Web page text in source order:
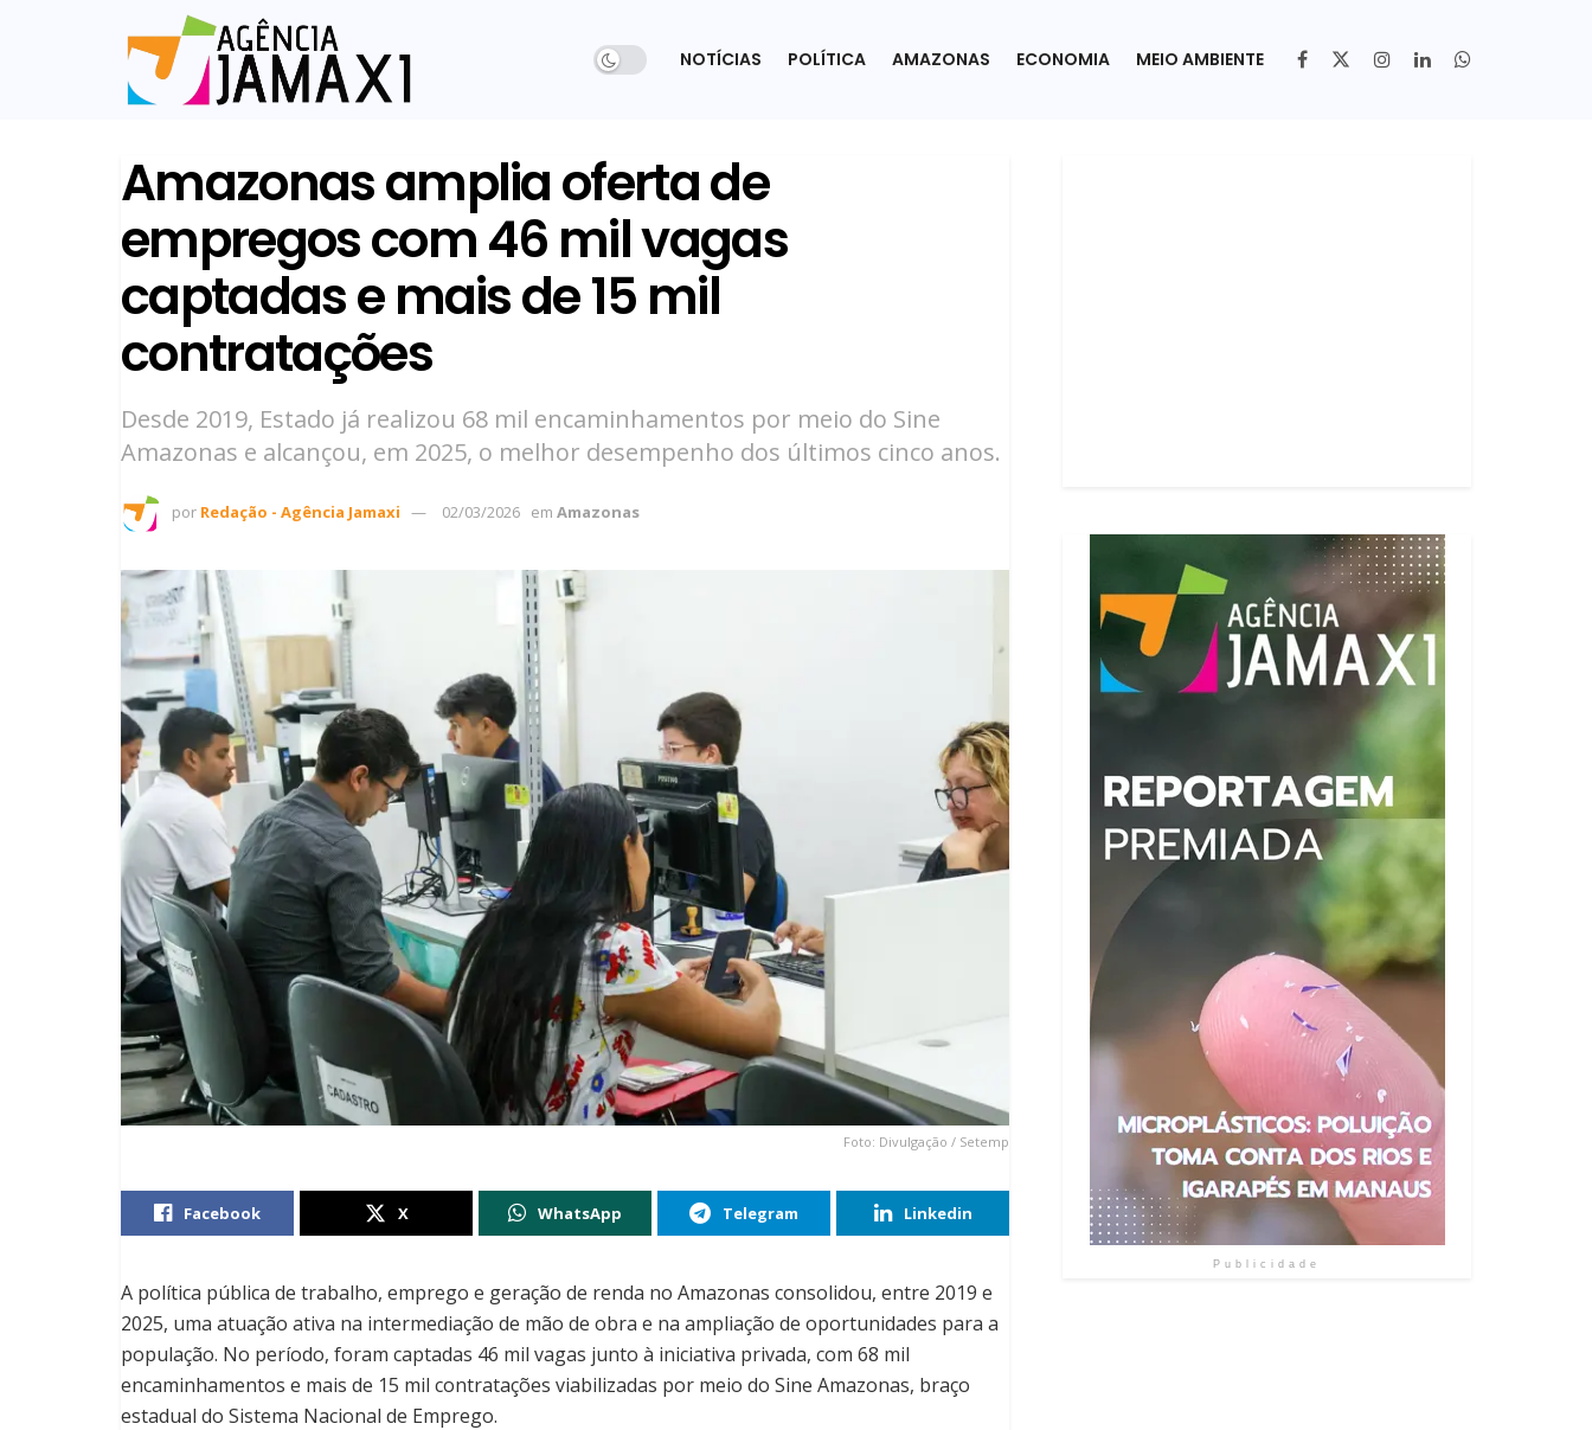
NOTÍCIAS POLÍTICA AMAZONAS ECONOMIA MEIO AMBIENTE
Amazonas amplia oferta de
empregos com 46 mil vagas
captadas e mais de 15 mil
contratações
Desde 2019, Estado já realizou 68 mil encaminhamentos por meio do Sine
Amazonas e alcançou, em 2025, o melhor desempenho dos últimos cinco anos.
por Redação - Agência Jamaxi 02/03/2026 em Amazonas
Foto: Divulgação / Setemp
Facebook X WhatsApp Telegram Linkedin
A política pública de trabalho, emprego e geração de renda no Amazonas consolidou, entre 2019 e
2025, uma atuação ativa na intermediação de mão de obra e na ampliação de oportunidades para a
população. No período, foram captadas 46 mil vagas junto à iniciativa privada, com 68 mil
encaminhamentos e mais de 15 mil contratações viabilizadas por meio do Sine Amazonas, braço
estadual do Sistema Nacional de Emprego.
Publicidade